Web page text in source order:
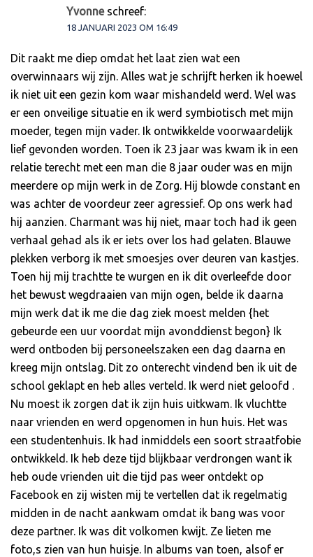
Yvonne schreef:
18 JANUARI 2023 OM 16:49
Dit raakt me diep omdat het laat zien wat een
overwinnaars wij zijn. Alles wat je schrijft herken ik hoewel
ik niet uit een gezin kom waar mishandeld werd. Wel was
er een onveilige situatie en ik werd symbiotisch met mijn
moeder, tegen mijn vader. Ik ontwikkelde voorwaardelijk
lief gevonden worden. Toen ik 23 jaar was kwam ik in een
relatie terecht met een man die 8 jaar ouder was en mijn
meerdere op mijn werk in de Zorg. Hij blowde constant en
was achter de voordeur zeer agressief. Op ons werk had
hij aanzien. Charmant was hij niet, maar toch had ik geen
verhaal gehad als ik er iets over los had gelaten. Blauwe
plekken verborg ik met smoesjes over deuren van kastjes.
Toen hij mij trachtte te wurgen en ik dit overleefde door
het bewust wegdraaien van mijn ogen, belde ik daarna
mijn werk dat ik me die dag ziek moest melden {het
gebeurde een uur voordat mijn avonddienst begon} Ik
werd ontboden bij personeelszaken een dag daarna en
kreeg mijn ontslag. Dit zo onterecht vindend ben ik uit de
school geklapt en heb alles verteld. Ik werd niet geloofd .
Nu moest ik zorgen dat ik zijn huis uitkwam. Ik vluchtte
naar vrienden en werd opgenomen in hun huis. Het was
een studentenhuis. Ik had inmiddels een soort straatfobie
ontwikkeld. Ik heb deze tijd blijkbaar verdrongen want ik
heb oude vrienden uit die tijd pas weer ontdekt op
Facebook en zij wisten mij te vertellen dat ik regelmatig
midden in de nacht aankwam omdat ik bang was voor
deze partner. Ik was dit volkomen kwijt. Ze lieten me
foto,s zien van hun huisje. In albums van toen, alsof er